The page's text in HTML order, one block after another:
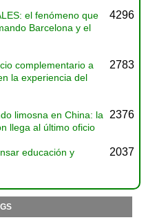
el fenómeno que
Barcelona y el
4296
complementario a
la experiencia del
2783
limosna en China: la
llega al último oficio
2376
educación y
2037